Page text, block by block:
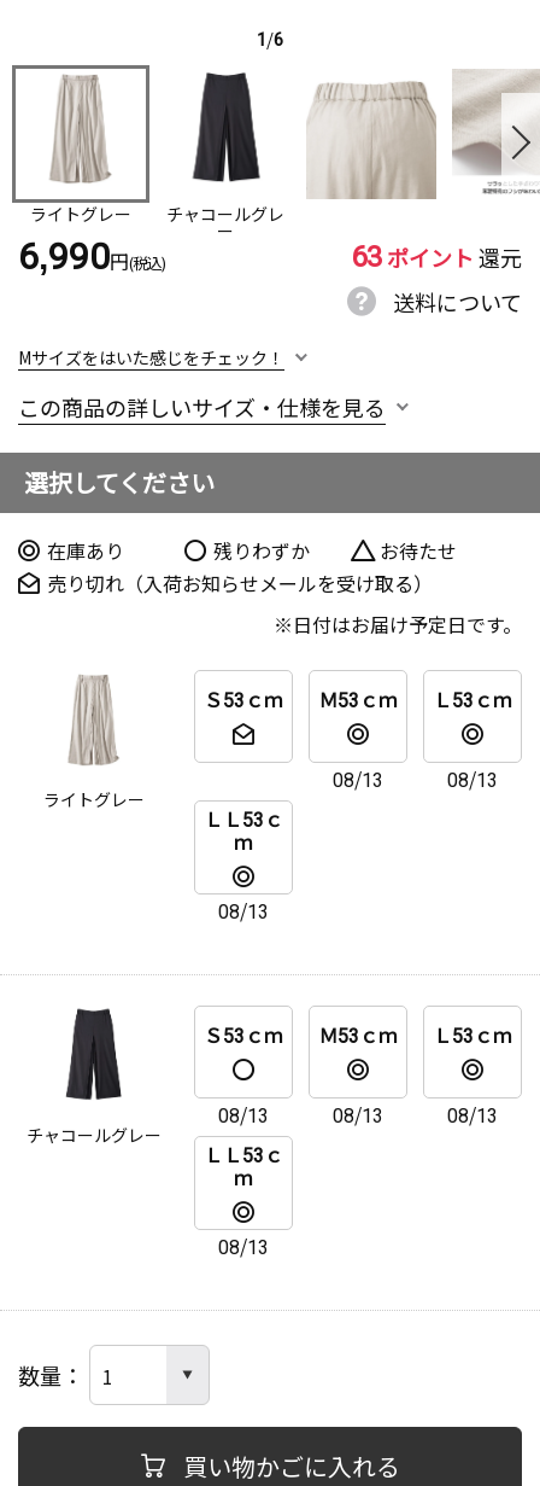
1/6
ライトグレー チャコールグレ
ー
6,990円(税込) 63ポイント 還元
送料について
Mサイズをはいた感じをチェック！
この商品の詳しいサイズ・仕様を見る
選択してください
在庫あり 残りわずか
お待たせ
売り切れ（入荷お知らせメールを受け取る）
日付はお届け予定日です。
ライトグレー
Ｓ53ｃｍ Ｍ53ｃｍ
08/13
Ｌ53ｃｍ
08/13
ＬＬ53ｃ
ｍ
08/13
チャコールグレー
Ｓ53ｃｍ
08/13
Ｍ53ｃｍ
08/13
Ｌ53ｃｍ
08/13
ＬＬ53ｃ
ｍ
08/13
数量
買い物かごに入れる